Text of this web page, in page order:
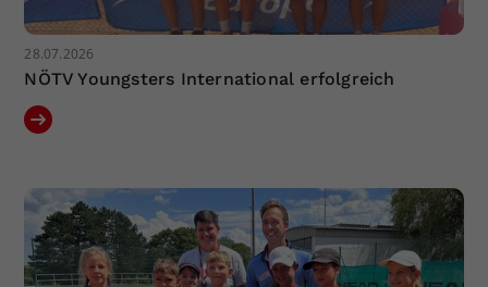
28.07.2026
NÖTV Youngsters International erfolgreich